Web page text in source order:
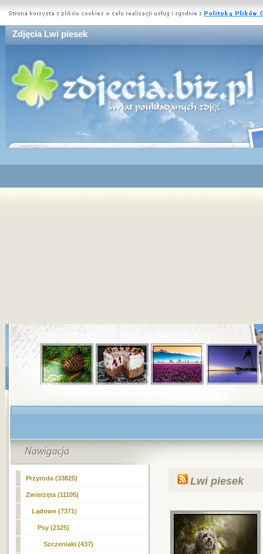
Zdjęcia Lwi piesek
Przyroda (33825)
Zwierzęta (11105)
Lądowe (7371)
Psy (2325)
Szczeniaki (437)
Lwi piesek